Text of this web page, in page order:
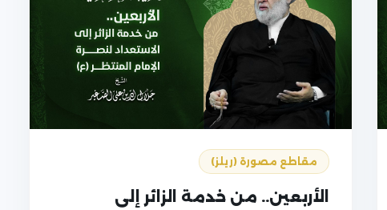
مقاطع مصورة (ريلز)
الأربعين.. من خدمة الزائر إلى